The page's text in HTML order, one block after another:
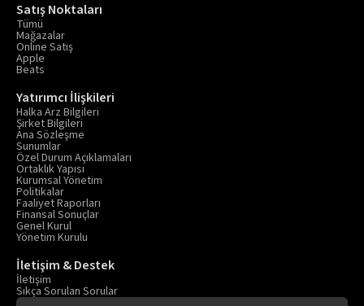
Satış Noktaları
Tümü
Mağazalar
Online Satış
Apple
Beats
Yatırımcı İlişkileri
Halka Arz Bilgileri
Şirket Bilgileri
Ana Sözleşme
Sunumlar
Özel Durum Açıklamaları
Ortaklık Yapısı
Kurumsal Yönetim
Politikalar
Faaliyet Raporları
Finansal Sonuçlar
Genel Kurul
Yönetim Kurulu
İletişim & Destek
İletişim
Sıkça Sorulan Sorular